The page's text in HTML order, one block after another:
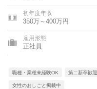
初年度年収
350万～400万円
雇用形態
正社員
職種・業種未経験OK 第二新卒歓迎
女性のおしごと掲載中